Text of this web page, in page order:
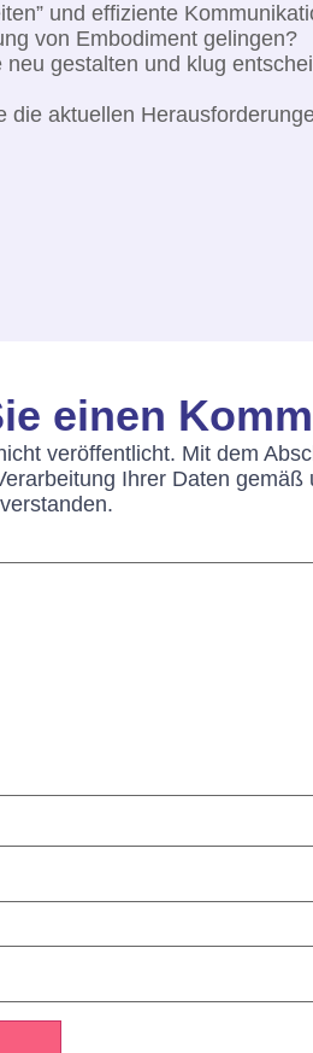
und effiziente
von Embodiment gelingen?
gestalten und klug
die aktuellen
einen
veröffentlicht. Mit dem
Ihrer Daten gemäß